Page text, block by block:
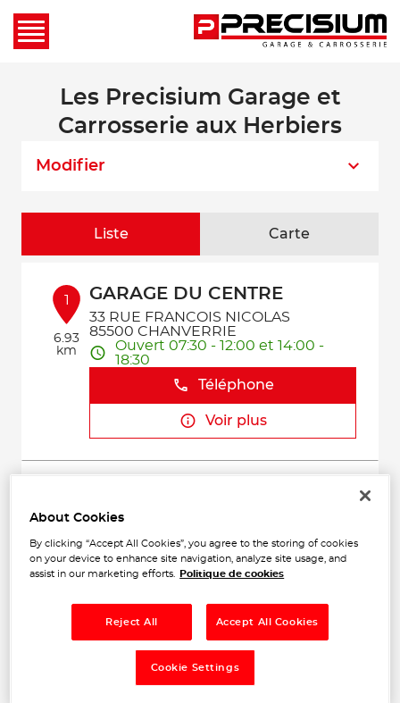
Les Precisium Garage et
Carrosserie aux Herbiers
Modifier
Liste Carte
1
6.93
km
GARAGE DU CENTRE
33 RUE FRANCOIS NICOLAS
85500 CHANVERRIE
Ouvert 07:30 - 12:00 et 14:00 -
18:30
Téléphone
Voir plus
10.37
km
5 Rue du Bocage
Ouvert 08:00 - 12:30 et 14:00 -
18:30
Téléphone
Voir plus
GARAGE RETAILLEAU SARL
About Cookies
By clicking “Accept All Cookies”, you agree to the storing of cookies
on your device to enhance site navigation, analyze site usage, and
assist in our marketing efforts.
Politique de cookies
Reject All Accept All Cookies
Cookie Settings